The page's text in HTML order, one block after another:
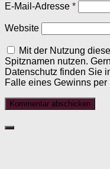
E-Mail-Adresse *
Website
Mit der Nutzung
Spitznamen nutzen.
Datenschutz finden Sie
Falle eines Gewinns